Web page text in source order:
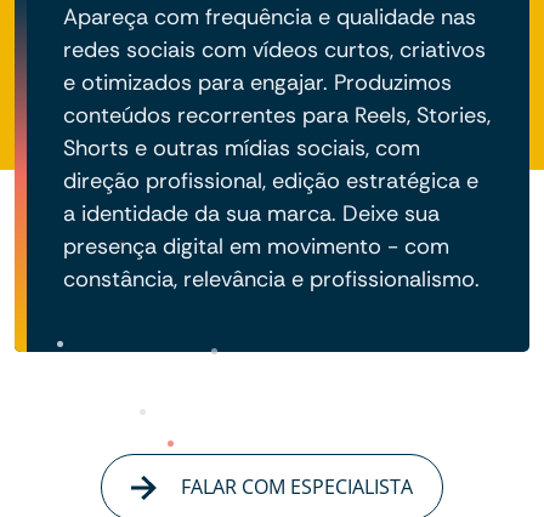
Apareça com frequência e qualidade nas
redes sociais com vídeos curtos, criativos
e otimizados para engajar. Produzimos
conteúdos recorrentes para Reels, Stories,
Shorts e outras mídias sociais, com
direção profissional, edição estratégica e
a identidade da sua marca. Deixe sua
presença digital em movimento - com
constância, relevância e profissionalismo.
FALAR COM ESPECIALISTA